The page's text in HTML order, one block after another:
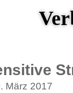
März 2017